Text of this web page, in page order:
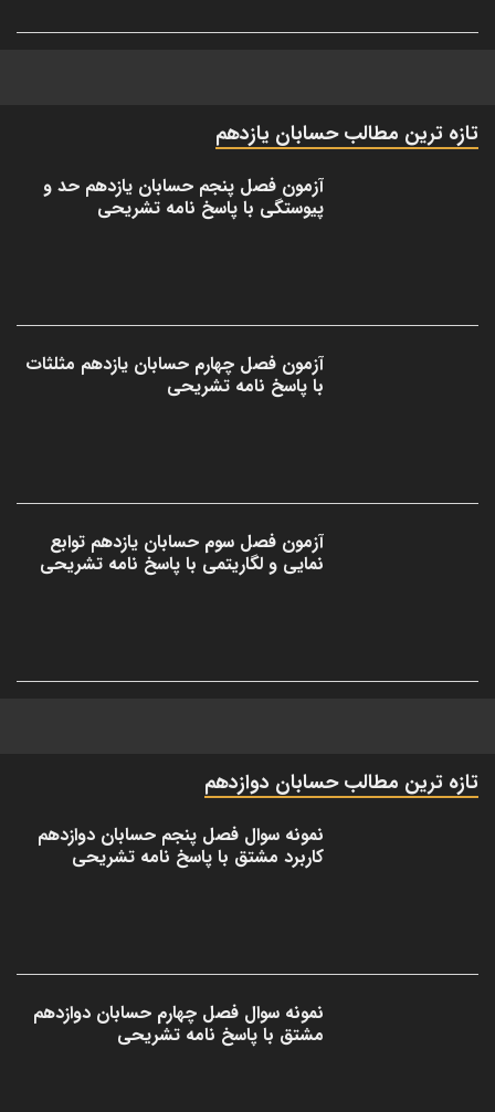
تازه ترین مطالب حسابان یازدهم
آزمون فصل پنجم حسابان یازدهم حد و
پیوستگی با پاسخ نامه تشریحی
آزمون فصل چهارم حسابان یازدهم مثلثات
با پاسخ نامه تشریحی
آزمون فصل سوم حسابان یازدهم توابع
نمایی و لگاریتمی با پاسخ نامه تشریحی
تازه ترین مطالب حسابان دوازدهم
نمونه سوال فصل پنجم حسابان دوازدهم
کاربرد مشتق با پاسخ نامه تشریحی
نمونه سوال فصل چهارم حسابان دوازدهم
مشتق با پاسخ نامه تشریحی